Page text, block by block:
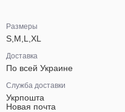
Размеры
S,M,L,XL
Доставка
По всей Украине
Служба доставки
Укрпошта
Новая почта